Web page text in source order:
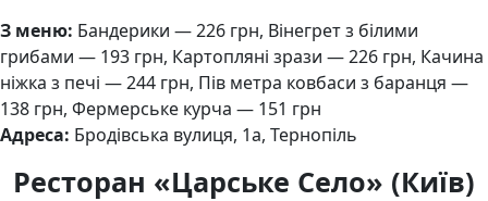
З меню: Бандерики — 226 грн, Вінегрет з білими
грибами — 193 грн, Картопляні зрази — 226 грн, Качина
ніжка з печі — 244 грн, Пів метра ковбаси з баранця —
138 грн, Фермерське курча — 151 грн
Адреса: Бродівська вулиця, 1а, Тернопіль
Ресторан «Царське Село» (Київ)